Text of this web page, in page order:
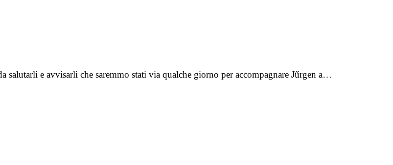
salutarli e avvisarli che saremmo stati via qualche giorno per accompagnare Jűrgen a…